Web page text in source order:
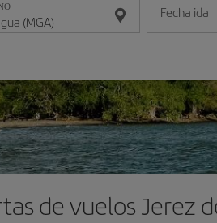
Fecha ida
Introduce la
de vuelos Jerez